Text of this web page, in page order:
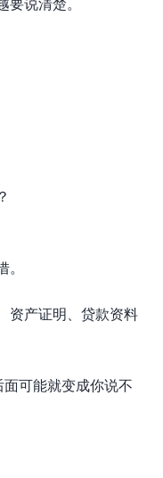
资产证明、贷款资料
面可能就变成你说不